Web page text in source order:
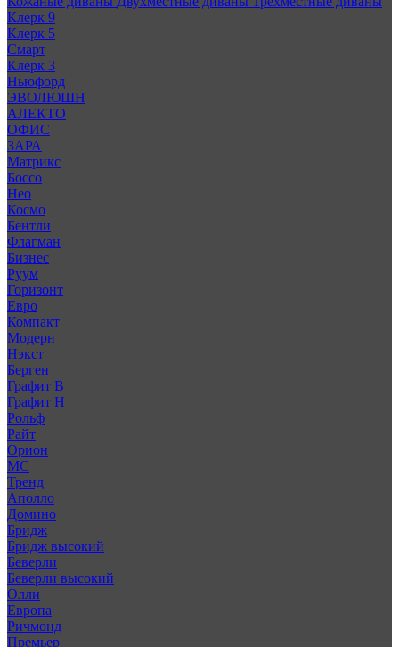
Клерк 9
Клерк 5
Смарт
Клерк 3
Ньюфорд
ЭВОЛЮШН
АЛЕКТО
ОФИС
ЗАРА
Матрикс
Боссо
Нео
Космо
Бентли
Флагман
Бизнес
Руум
Горизонт
Евро
Компакт
Модерн
Нэкст
Берген
Графит В
Графит Н
Рольф
Райт
Орион
МС
Тренд
Аполло
Домино
Бридж
Бридж высокий
Беверли
Беверли высокий
Олли
Европа
Ричмонд
Премьер